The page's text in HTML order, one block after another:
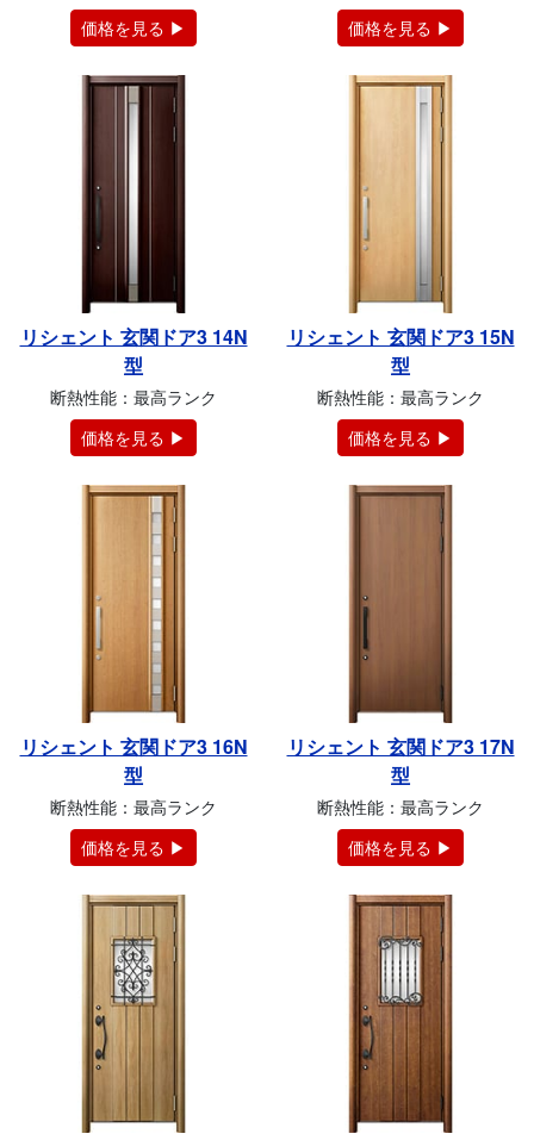
価格を見る ▶
価格を見る ▶
リシェント 玄関ドア3 14N
型
断熱性能：最高ランク
価格を見る ▶
リシェント 玄関ドア3 15N
型
断熱性能：最高ランク
価格を見る ▶
リシェント 玄関ドア3 16N
型
断熱性能：最高ランク
価格を見る ▶
リシェント 玄関ドア3 17N
型
断熱性能：最高ランク
価格を見る ▶